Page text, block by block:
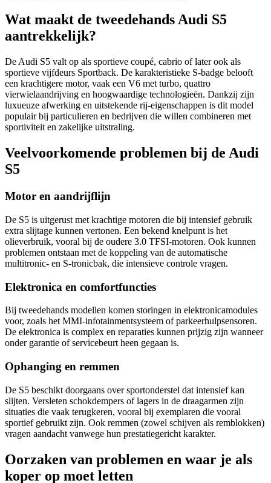
Wat maakt de tweedehands Audi S5
aantrekkelijk?
De Audi S5 valt op als sportieve coupé, cabrio of later ook als
sportieve vijfdeurs Sportback. De karakteristieke S-badge belooft
een krachtigere motor, vaak een V6 met turbo, quattro
vierwielaandrijving en hoogwaardige technologieën. Dankzij zijn
luxueuze afwerking en uitstekende rij-eigenschappen is dit model
populair bij particulieren en bedrijven die willen combineren met
sportiviteit en zakelijke uitstraling.
Veelvoorkomende problemen bij de Audi
S5
Motor en aandrijflijn
De S5 is uitgerust met krachtige motoren die bij intensief gebruik
extra slijtage kunnen vertonen. Een bekend knelpunt is het
olieverbruik, vooral bij de oudere 3.0 TFSI-motoren. Ook kunnen
problemen ontstaan met de koppeling van de automatische
multitronic- en S-tronicbak, die intensieve controle vragen.
Elektronica en comfortfuncties
Bij tweedehands modellen komen storingen in elektronicamodules
voor, zoals het MMI-infotainmentsysteem of parkeerhulpsensoren.
De elektronica is complex en reparaties kunnen prijzig zijn wanneer
onder garantie of servicebeurt heen gegaan is.
Ophanging en remmen
De S5 beschikt doorgaans over sportonderstel dat intensief kan
slijten. Versleten schokdempers of lagers in de draagarmen zijn
situaties die vaak terugkeren, vooral bij exemplaren die vooral
sportief gebruikt zijn. Ook remmen (zowel schijven als remblokken)
vragen aandacht vanwege hun prestatiegericht karakter.
Oorzaken van problemen en waar je als
koper op moet letten